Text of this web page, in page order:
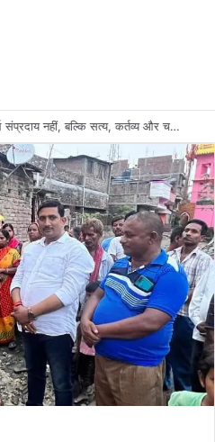
भारतीय शिक्षण पद्धति में धर्म का अर्थ संप्रदाय नहीं, बल्कि सत्य, कर्तव्य और चरित्र निर्माण है: विजय प्रकाश